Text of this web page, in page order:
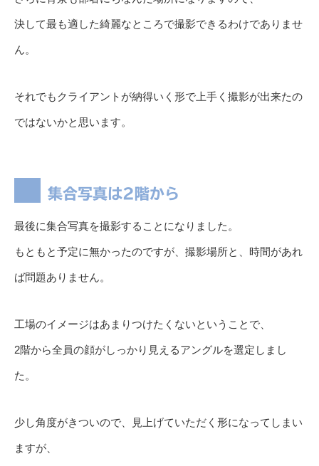
決して最も適した綺麗なところで撮影できるわけでありませ
ん。
それでもクライアントが納得いく形で上手く撮影が出来たの
ではないかと思います。
集合写真は2階から
最後に集合写真を撮影することになりました。
もともと予定に無かったのですが、撮影場所と、時間があれ
ば問題ありません。
工場のイメージはあまりつけたくないということで、
2階から全員の顔がしっかり見えるアングルを選定しまし
た。
少し角度がきついので、見上げていただく形になってしまい
ますが、